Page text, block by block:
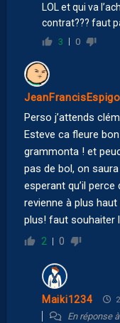
LOL et qui va
contrat??? faut
3 0
Perso j’attends
Esteve ca fleure
grammonta ! et
pas de bol, on
esperant qu’il
revienne à plus
plus! faut souhaiter
2 0
Maiki1234
En réponse à